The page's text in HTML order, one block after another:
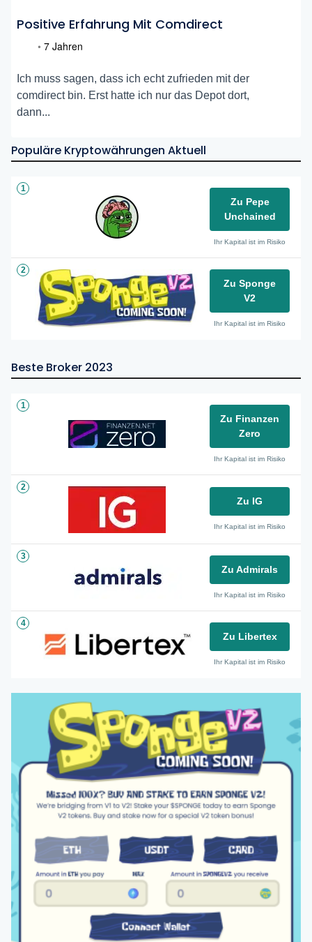
Positive Erfahrung Mit Comdirect
• 7 Jahren
Ich muss sagen, dass ich echt zufrieden mit der
comdirect bin. Erst hatte ich nur das Depot dort,
dann...
Populäre Kryptowährungen Aktuell
1
Zu Pepe
Unchained
Ihr Kapital ist im Risiko
2
Zu Sponge
V2
Ihr Kapital ist im Risiko
Beste Broker 2023
1
Zu Finanzen
Zero
Ihr Kapital ist im Risiko
2
Zu IG
Ihr Kapital ist im Risiko
3
Zu Admirals
Ihr Kapital ist im Risiko
4
Zu Libertex
Ihr Kapital ist im Risiko